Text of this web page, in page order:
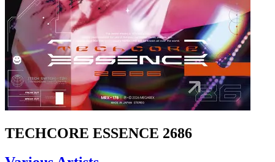
TECHCORE ESSENCE 2686